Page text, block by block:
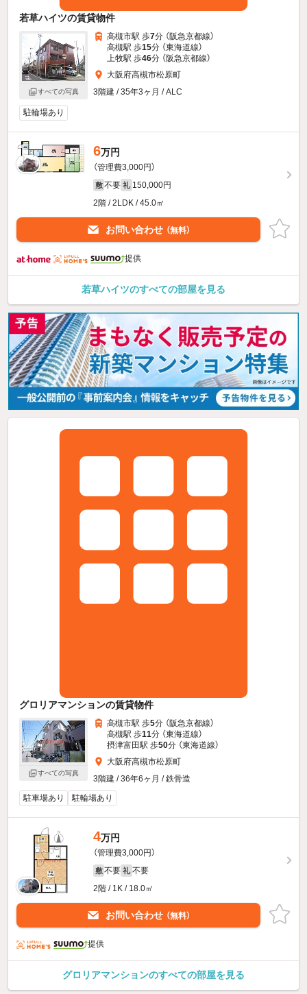
若草ハイツの賃貸物件
すべての写真
高槻市駅 歩7分 （阪急京都線）
高槻駅 歩15分 （東海道線）
上牧駅 歩46分 （阪急京都線）
大阪府高槻市松原町
3階建 / 35年3ヶ月 / ALC
駐輪場あり
6万円
（管理費3,000円）
敷 不要 礼 150,000円
2階 / 2LDK / 45.0㎡
お問い合わせ （無料）
提供
若草ハイツのすべての部屋を見る
グロリアマンションの賃貸物件
すべての写真
高槻市駅 歩5分 （阪急京都線）
高槻駅 歩11分 （東海道線）
摂津富田駅 歩50分 （東海道線）
大阪府高槻市松原町
3階建 / 36年6ヶ月 / 鉄骨造
駐車場あり
駐輪場あり
4万円
（管理費3,000円）
敷 不要 礼 不要
2階 / 1K / 18.0㎡
お問い合わせ （無料）
提供
グロリアマンションのすべての部屋を見る